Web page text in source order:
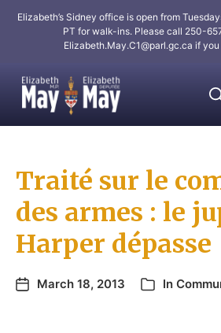
Elizabeth’s Sidney office is open from
PT for walk-ins. Please call 250-
Elizabeth.May.C1@parl.gc.ca if you
Traité sur le
des armes : le
Harper dépasse
March 18, 2013 In